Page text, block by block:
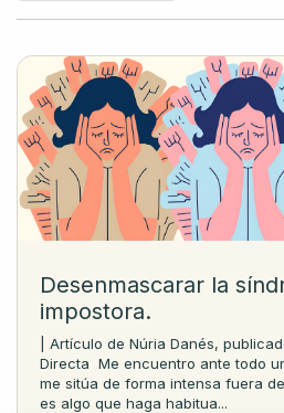
Desenmascarar la
impostora.
| Artículo de Núria Danés,
Directa ​ Me encuentro ante todo
me sitúa de forma intensa fuera
es algo que haga habitua...